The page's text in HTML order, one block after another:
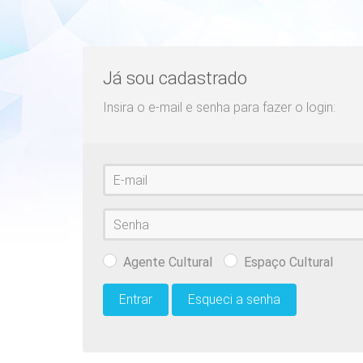
Já sou cadastrado
Insira o e-mail e senha para fazer o login:
E-
mail
Senha
Agente Cultural Espaço Cultural
Entrar Esqueci a senha